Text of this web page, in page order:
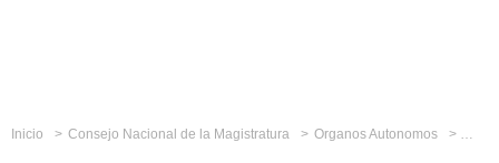
Inicio Consejo Nacional de la Magistratura Organos Autonomos